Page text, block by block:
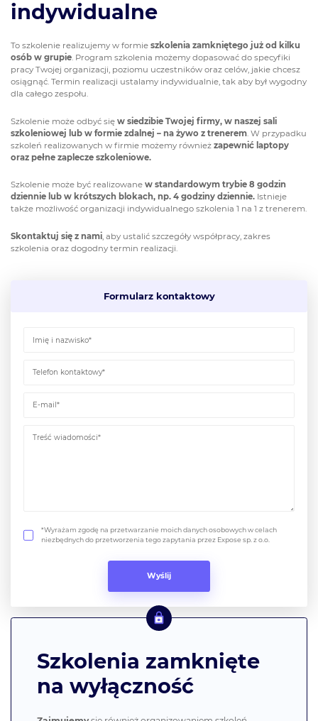
indywidualne
To szkolenie realizujemy w formie szkolenia zamkniętego już od kilku
osób w grupie. Program szkolenia możemy dopasować do specyfiki
pracy Twojej organizacji, poziomu uczestników oraz celów, jakie chcesz
osiągnąć. Termin realizacji ustalamy indywidualnie, tak aby był wygodny
dla całego zespołu.
Szkolenie może odbyć się w siedzibie Twojej firmy, w naszej sali
szkoleniowej lub w formie zdalnej – na żywo z trenerem . W przypadku
szkoleń realizowanych w firmie możemy również zapewnić laptopy
oraz pełne zaplecze szkoleniowe.
Szkolenie może być realizowane w standardowym trybie 8 godzin
dziennie lub w krótszych blokach, np. 4 godziny dziennie. Istnieje
także możliwość organizacji indywidualnego szkolenia 1 na 1 z trenerem.
Skontaktuj się z nami, aby ustalić szczegóły współpracy, zakres
szkolenia oraz dogodny termin realizacji.
Formularz kontaktowy
*Wyrażam zgodę na przetwarzanie moich danych osobowych w celach
niezbędnych do przetworzenia tego zapytania przez Expose sp. z o.o.
Szkolenia zamknięte
na wyłączność